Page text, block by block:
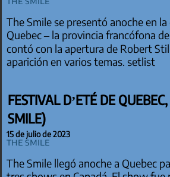
The Smile se presentó anoche en
Quebec – la provincia francófona
contó con la apertura de Robert
aparición en varios temas. setlist
FESTIVAL D’ETÉ DE
SMILE)
15 de julio de 2023
The Smile
The Smile llegó anoche a Quebec